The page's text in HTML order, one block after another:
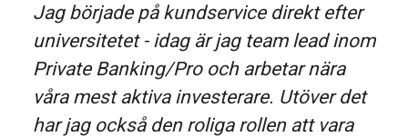
Jag började på kundservice direkt efter
universitetet - idag är jag team lead inom
Private Banking/Pro och arbetar nära
våra mest aktiva investerare. Utöver det
har jag också den roliga rollen att vara